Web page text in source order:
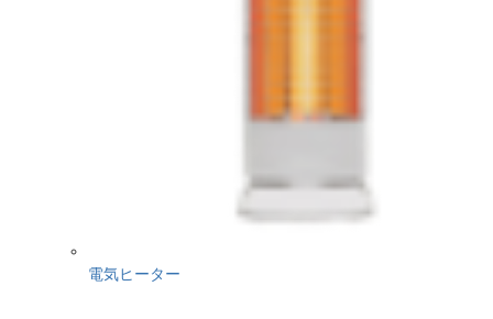
電気ヒーター